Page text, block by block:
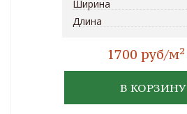
Ширина
Длина
1700 руб/м2
В КОРЗИНУ